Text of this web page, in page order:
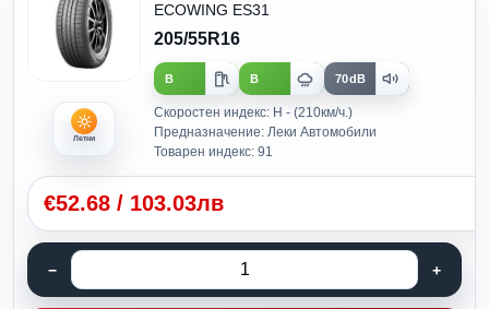
Летни
ECOWING ES31
205/55R16
B B 70dB
Скоростен индекс: H - (210км/ч.)
Предназначение: Леки Автомобили
Товарен индекс: 91
€52.68 / 103.03лв